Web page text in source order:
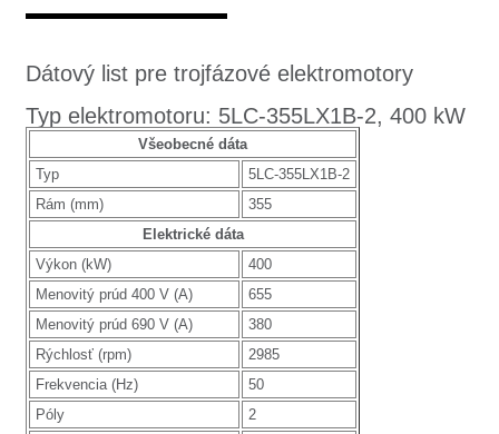
Dátový list pre trojfázové elektromotory
Typ elektromotoru: 5LC-355LX1B-2, 400 kW
Všeobecné dáta
Typ
5LC-355LX1B-2
Rám (mm)
355
Elektrické dáta
Výkon (kW)
400
Menovitý prúd 400 V (A)
655
Menovitý prúd 690 V (A)
380
Rýchlosť (rpm)
2985
Frekvencia (Hz)
50
Póly
2